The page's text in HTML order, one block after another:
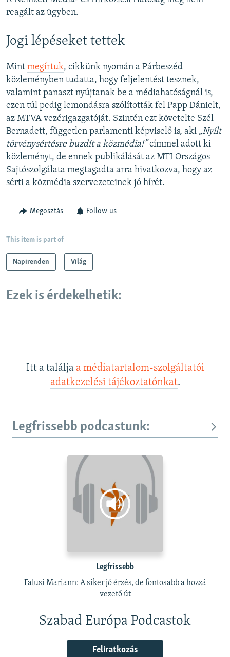
reagált az ügyben.
Jogi lépéseket tettek
Mint megírtuk, cikkünk nyomán a Párbeszéd
közleményben tudatta, hogy feljelentést tesznek,
valamint panaszt nyújtanak be a médiahatóságnál is,
ezen túl pedig lemondásra szólították fel Papp Dánielt,
az MTVA vezérigazgatóját. Szintén ezt követelte Szél
Bernadett, független parlamenti képviselő is, aki „Nyílt
törvénysértésre buzdít a közmédia!”címmel adott ki
közleményt, de ennek publikálását az MTI Országos
Sajtószolgálata megtagadta arra hivatkozva, hogy az
sérti a közmédia szervezeteinek jó hírét.
Megosztás Follow us
This item is part of
Napirenden Világ
Ezek is érdekelhetik:
Itt a találja a médiatartalom-szolgáltatói
adatkezelési tájékoztatónkat.
Legfrissebb podcastunk:
Legfrissebb
Falusi Mariann: A siker jó érzés, de fontosabb a hozzá
vezető út
Szabad Európa Podcastok
Feliratkozás